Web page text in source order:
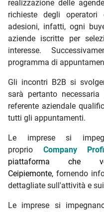
realizzazione delle
richieste degli
adesioni, infatti, ogni
aziende iscritte per
interesse.
programma di
Gli incontri B2B si
sarà pertanto
referente aziendale
tutti gli appuntamenti.
Le imprese si
proprio Company
piattaforma che
Ceipiemonte, fornendo
dettagliate sull'attività e
Le imprese si